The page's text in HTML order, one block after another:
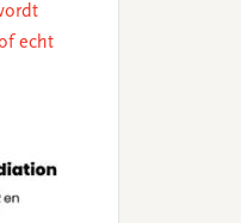
echt